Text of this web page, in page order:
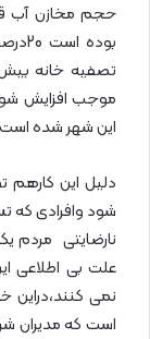
حجم مخازن آب
موجب افزایش
این شهر شده
دلیل این کارهم
شود وافرادی که
نارضایتی مردم
علت بی اطلاعی
نمی
است که مدیران